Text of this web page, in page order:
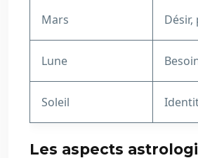
Mars Désir,
Lune
Soleil
Les aspects